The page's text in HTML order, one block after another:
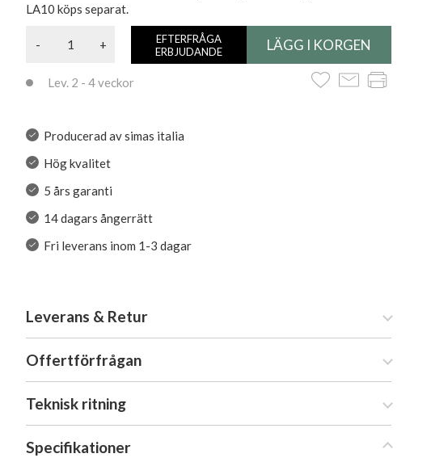
LA10 köps separat.
- +
EFTERFRÅGA
ERBJUDANDE
Lev. 2 - 4 veckor
Producerad av simas italia
Hög kvalitet
5 års garanti
14 dagars ångerrätt
Fri leverans inom 1-3 dagar
Leverans & Retur
Offertförfrågan
Teknisk ritning
Specifikationer